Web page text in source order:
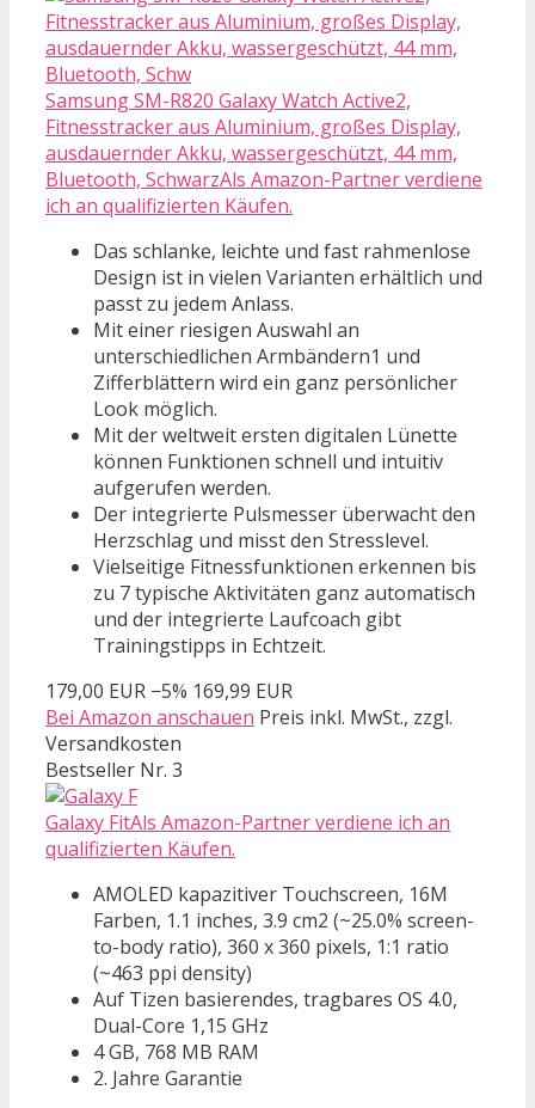
Samsung SM-R820 Galaxy Watch Active2,
Fitnesstracker aus Aluminium, großes Display,
ausdauernder Akku, wassergeschützt, 44 mm,
Bluetooth, SchwarzAls Amazon-Partner verdiene
ich an qualifizierten Käufen.
Das schlanke, leichte und fast rahmenlose
Design ist in vielen Varianten erhältlich und
passt zu jedem Anlass.
Mit einer riesigen Auswahl an
unterschiedlichen Armbändern1 und
Zifferblättern wird ein ganz persönlicher
Look möglich.
Mit der weltweit ersten digitalen Lünette
können Funktionen schnell und intuitiv
aufgerufen werden.
Der integrierte Pulsmesser überwacht den
Herzschlag und misst den Stresslevel.
Vielseitige Fitnessfunktionen erkennen bis
zu 7 typische Aktivitäten ganz automatisch
und der integrierte Laufcoach gibt
Trainingstipps in Echtzeit.
179,00 EUR −5% 169,99 EUR
Bei Amazon anschauen Preis inkl. MwSt., zzgl.
Versandkosten
Bestseller Nr. 3
Galaxy FitAls Amazon-Partner verdiene ich an
qualifizierten Käufen.
AMOLED kapazitiver Touchscreen, 16M
Farben, 1.1 inches, 3.9 cm2 (~25.0% screen-
to-body ratio), 360 x 360 pixels, 1:1 ratio
(~463 ppi density)
Auf Tizen basierendes, tragbares OS 4.0,
Dual-Core 1,15 GHz
4 GB, 768 MB RAM
2. Jahre Garantie